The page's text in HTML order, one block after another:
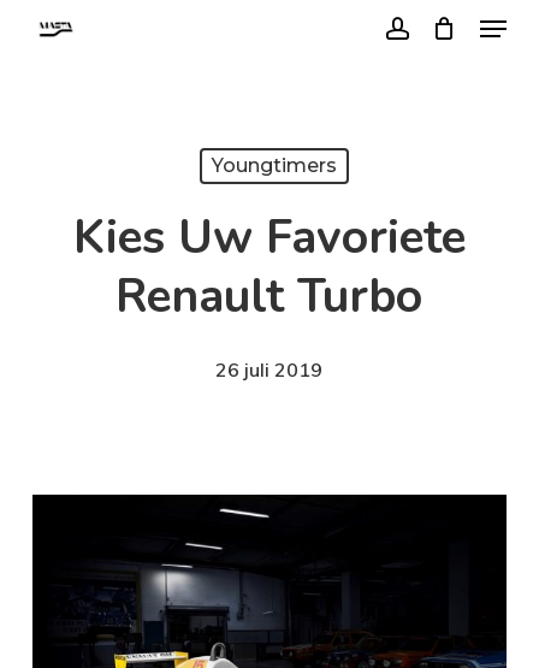
Menu
Youngtimers
Kies Uw Favoriete
Renault Turbo
26 juli 2019